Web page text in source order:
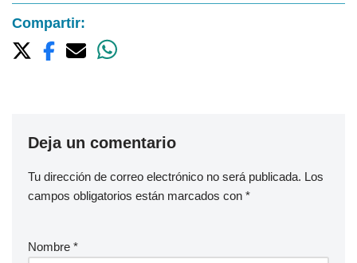
Compartir:
Deja un comentario
Tu dirección de correo electrónico no será publicada. Los
campos obligatorios están marcados con *
Nombre *